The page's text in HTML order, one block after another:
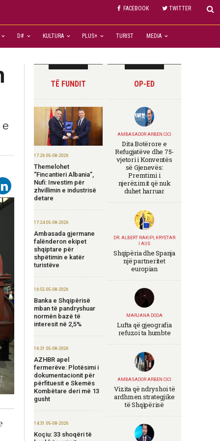
FACEBOOK TWITTER
D# KULTURA PLUS+ TURIST MEDIA
TË FUNDIT
17:26 05-08-2026
Themelohet
“Fincantieri Albania”,
Nufi: Investim për
zhvillimin e industrisë
detare
17:24 05-08-2026
Ambasada gjermane
falënderon ekipet
shqiptare për
shpëtimin e katër
turistëve
16:55 05-08-2026
Banka e Shqipërisë
mban të pandryshuar
normën bazë të
interesit në 2,5%
16:31 05-08-2026
AZHBR apel
fermerëve: Plotësimi i
dokumentacionit për
përfituesit e Skemës
Kombëtare deri më 13
gusht
14:31 05-08-2026
Koçiu: 33 shoqëri të
OP-ED
AMBASADOR ARBEN CICI
Dita Botërore e
Refugjatëve dhe 75-
vjetori i Konventës
së Gjenevës:
Premtimi i
njerëzimit që nuk
duhet harruar
DR. ALBERT RAKIPI, KRYETAR
I AIIS
Shqipëria dhe Spanja
një partneritet
europian
MARJANA DODA
Lufta që gjeografia
refuzoi ta humbte
AMBASADOR ARBEN CICI
Vizita që ndryshoi të
ardhmen strategjike
të Shqipërisë